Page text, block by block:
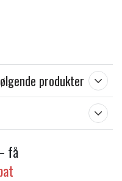
produkter
få